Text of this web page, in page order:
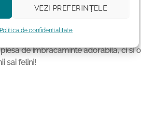
VEZI PREFERINȚELE
Politica de confidentialitate
rufe
de imbracaminte adorabila, ci si
sai felini!